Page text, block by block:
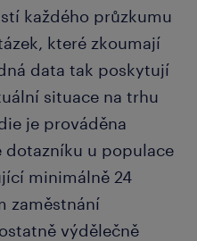
každého průzkumu
které zkoumají
data tak poskytují
situace na trhu
je prováděna
u populace
minimálně 24
zaměstnání
výdělečně